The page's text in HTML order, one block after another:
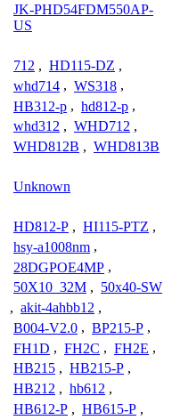
JK-PHD54FDM550AP-
US
712 , HD115-DZ ,
whd714 , WS318 ,
HB312-p , hd812-p ,
whd312 , WHD712 ,
WHD812B , WHD813B
Unknown
HD812-P , HI115-PTZ ,
hsy-a1008nm ,
28DGPOE4MP ,
50X10_32M , 50x40-SW
, akit-4ahbb12 ,
B004-V2.0 , BP215-P ,
FH1D , FH2C , FH2E ,
HB215 , HB215-P ,
HB212 , hb612 ,
HB612-P , HB615-P ,